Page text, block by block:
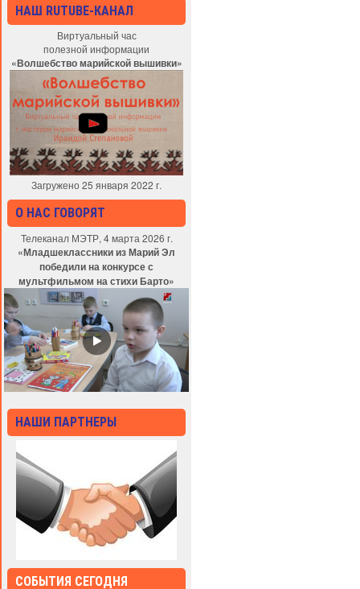
НАШ RUTUBE-КАНАЛ
Виртуальный час
полезной информации
«Волшебство марийской вышивки»
Загружено 25 января 2022 г.
О НАС ГОВОРЯТ
Телеканал МЭТР, 4 марта 2026 г.
«Младшеклассники из Марий Эл
победили на конкурсе с
мультфильмом на стихи Барто»
НАШИ ПАРТНЕРЫ
СОБЫТИЯ СЕГОДНЯ